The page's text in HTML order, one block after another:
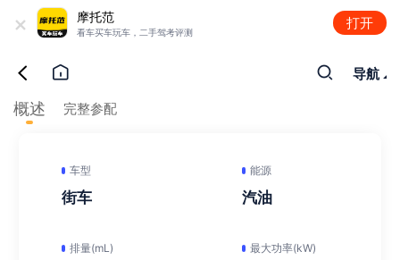
+ 摩托范
看车买车玩车，二手驾考评测
打开
导航
概述 完整参配
车型
街车
能源
汽油
排量(mL) 最大功率(kW)